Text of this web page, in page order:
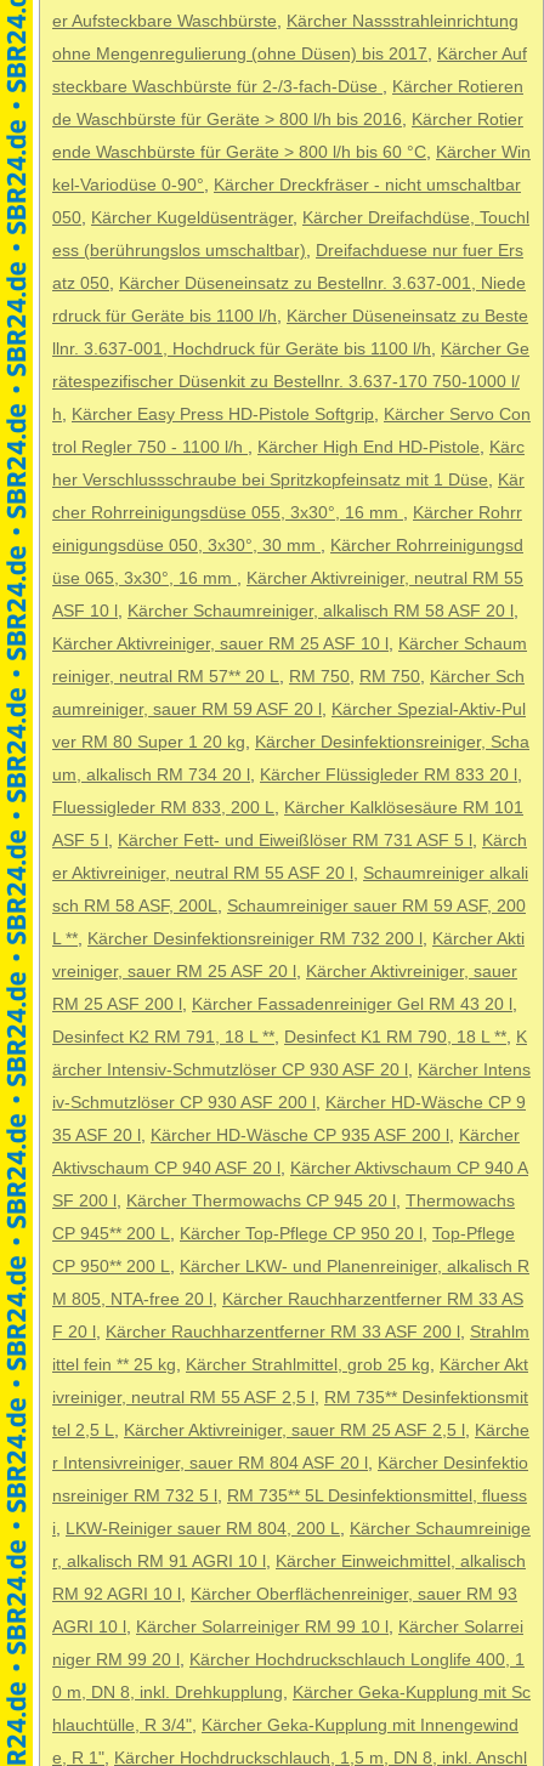
er Aufsteckbare Waschbürste, Kärcher Nassstrahleinrichtung
ohne Mengenregulierung (ohne Düsen) bis 2017, Kärcher Auf
steckbare Waschbürste für 2-/3-fach-Düse , Kärcher Rotieren
de Waschbürste für Geräte > 800 l/h bis 2016, Kärcher Rotier
ende Waschbürste für Geräte > 800 l/h bis 60 °C, Kärcher Win
kel-Variodüse 0-90°, Kärcher Dreckfräser - nicht umschaltbar
050, Kärcher Kugeldüsenträger, Kärcher Dreifachdüse, Touchl
ess (berührungslos umschaltbar), Dreifachduese nur fuer Ers
atz 050, Kärcher Düseneinsatz zu Bestellnr. 3.637-001, Niede
rdruck für Geräte bis 1100 l/h, Kärcher Düseneinsatz zu Beste
llnr. 3.637-001, Hochdruck für Geräte bis 1100 l/h, Kärcher Ge
rätespezifischer Düsenkit zu Bestellnr. 3.637-170 750-1000 l/
h, Kärcher Easy Press HD-Pistole Softgrip, Kärcher Servo Con
trol Regler 750 - 1100 l/h , Kärcher High End HD-Pistole, Kärc
her Verschlussschraube bei Spritzkopfeinsatz mit 1 Düse, Kär
cher Rohrreinigungsdüse 055, 3x30°, 16 mm , Kärcher Rohrr
einigungsdüse 050, 3x30°, 30 mm , Kärcher Rohrreinigungsd
üse 065, 3x30°, 16 mm , Kärcher Aktivreiniger, neutral RM 55
ASF 10 l , Kärcher Schaumreiniger, alkalisch RM 58 ASF 20 l ,
Kärcher Aktivreiniger, sauer RM 25 ASF 10 l , Kärcher Schaum
reiniger, neutral RM 57** 20 L, RM 750, RM 750, Kärcher Sch
aumreiniger, sauer RM 59 ASF 20 l , Kärcher Spezial-Aktiv-Pul
ver RM 80 Super 1 20 kg, Kärcher Desinfektionsreiniger, Scha
um, alkalisch RM 734 20 l , Kärcher Flüssigleder RM 833 20 l ,
Fluessigleder RM 833, 200 L, Kärcher Kalklösesäure RM 101
ASF 5 l , Kärcher Fett- und Eiweißlöser RM 731 ASF 5 l , Kärch
er Aktivreiniger, neutral RM 55 ASF 20 l , Schaumreiniger alkali
sch RM 58 ASF, 200L, Schaumreiniger sauer RM 59 ASF, 200
L **, Kärcher Desinfektionsreiniger RM 732 200 l , Kärcher Akti
vreiniger, sauer RM 25 ASF 20 l , Kärcher Aktivreiniger, sauer
RM 25 ASF 200 l , Kärcher Fassadenreiniger Gel RM 43 20 l ,
Desinfect K2 RM 791, 18 L **, Desinfect K1 RM 790, 18 L **, K
ärcher Intensiv-Schmutzlöser CP 930 ASF 20 l , Kärcher Intens
iv-Schmutzlöser CP 930 ASF 200 l , Kärcher HD-Wäsche CP 9
35 ASF 20 l , Kärcher HD-Wäsche CP 935 ASF 200 l , Kärcher
Aktivschaum CP 940 ASF 20 l , Kärcher Aktivschaum CP 940 A
SF 200 l , Kärcher Thermowachs CP 945 20 l , Thermowachs
CP 945** 200 L, Kärcher Top-Pflege CP 950 20 l , Top-Pflege
CP 950** 200 L, Kärcher LKW- und Planenreiniger, alkalisch R
M 805, NTA-free 20 l , Kärcher Rauchharzentferner RM 33 AS
F 20 l , Kärcher Rauchharzentferner RM 33 ASF 200 l , Strahlm
ittel fein ** 25 kg, Kärcher Strahlmittel, grob 25 kg, Kärcher Akt
ivreiniger, neutral RM 55 ASF 2,5 l , RM 735** Desinfektionsmit
tel 2,5 L, Kärcher Aktivreiniger, sauer RM 25 ASF 2,5 l , Kärche
r Intensivreiniger, sauer RM 804 ASF 20 l , Kärcher Desinfektio
nsreiniger RM 732 5 l , RM 735** 5L Desinfektionsmittel, fluess
i, LKW-Reiniger sauer RM 804, 200 L, Kärcher Schaumreinige
r, alkalisch RM 91 AGRI 10 l , Kärcher Einweichmittel, alkalisch
RM 92 AGRI 10 l , Kärcher Oberflächenreiniger, sauer RM 93
AGRI 10 l , Kärcher Solarreiniger RM 99 10 l , Kärcher Solarrei
niger RM 99 20 l , Kärcher Hochdruckschlauch Longlife 400, 1
0 m, DN 8, inkl. Drehkupplung, Kärcher Geka-Kupplung mit Sc
hlauchtülle, R 3/4", Kärcher Geka-Kupplung mit Innengewind
e, R 1", Kärcher Hochdruckschlauch, 1,5 m, DN 8, inkl. Anschl